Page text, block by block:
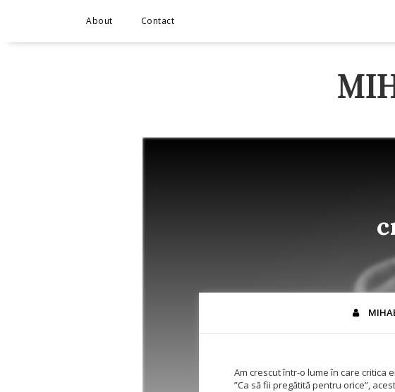
About Contact
Am crescut într-o lume în care critica
”Ca să fii pregătită pentru orice”,